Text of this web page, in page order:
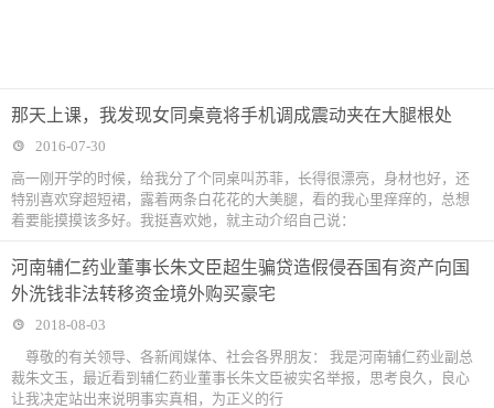
那天上课，我发现女同桌竟将手机调成震动夹在大腿根处
2016-07-30
高一刚开学的时候，给我分了个同桌叫苏菲，长得很漂亮，身材也好，还
特别喜欢穿超短裙，露着两条白花花的大美腿，看的我心里痒痒的，总想
着要能摸摸该多好。我挺喜欢她，就主动介绍自己说：
河南辅仁药业董事长朱文臣超生骗贷造假侵吞国有资产向国
外洗钱非法转移资金境外购买豪宅
2018-08-03
尊敬的有关领导、各新闻媒体、社会各界朋友： 我是河南辅仁药业副总
裁朱文玉，最近看到辅仁药业董事长朱文臣被实名举报，思考良久，良心
让我决定站出来说明事实真相，为正义的行